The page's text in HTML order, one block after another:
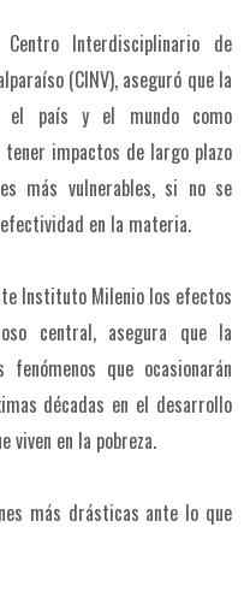
Interdisciplinario de
(CINV), aseguró que la
el país y el mundo como
tener impactos de largo plazo
más vulnerables, si no se
en la materia.
Instituto Milenio los efectos
central, asegura que la
que ocasionarán
décadas en el desarrollo
viven en la pobreza.
más drásticas ante lo que